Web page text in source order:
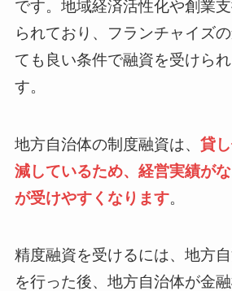
です。地域経済活性化や創業
られており、フランチャイズ
ても良い条件で融資を受けら
す。
地方自治体の制度融資は、 貸
減しているため、経営実績が
が受けやすくなります。
精度融資を受けるには、地方
を行った後、地方自治体が金